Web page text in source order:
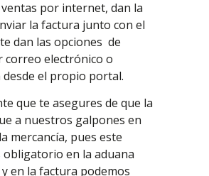
por internet, dan la
la factura junto con el
dan las opciones de
correo electrónico o
desde el propio portal.
que te asegures de que la
a nuestros galpones en
mercancía, pues este
obligatorio en la aduana
en la factura podemos